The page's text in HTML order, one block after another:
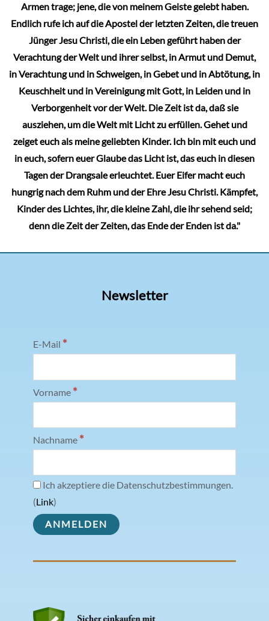
Armen trage; jene, die von meinem Geiste gelebt haben.
Endlich rufe ich auf die Apostel der letzten Zeiten, die treuen
Jünger Jesu Christi, die ein Leben geführt haben der
Verachtung der Welt und ihrer selbst, in Armut und Demut,
in Verachtung und in Schweigen, in Gebet und in Abtötung, in
Keuschheit und in Vereinigung mit Gott, in Leiden und in
Verborgenheit vor der Welt. Die Zeit ist da, daß sie
ausziehen, um die Welt mit Licht zu erfüllen. Gehet und
zeiget euch als meine geliebten Kinder. Ich bin mit euch und
in euch, sofern euer Glaube das Licht ist, das euch in diesen
Tagen der Drangsale erleuchtet. Euer Eifer macht euch
hungrig nach dem Ruhm und der Ehre Jesu Christi. Kämpfet,
Kinder des Lichtes, ihr, die kleine Zahl, die ihr sehend seid;
denn die Zeit der Zeiten, das Ende der Enden ist da."
Newsletter
E-Mail *
Vorname *
Nachname *
Ich akzeptiere die Datenschutzbestimmungen.
(Link)